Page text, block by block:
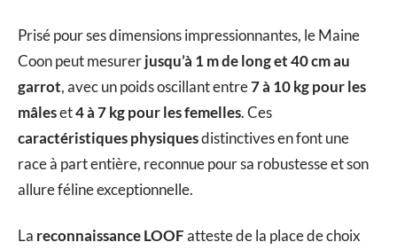
Prisé pour ses dimensions impressionnantes, le Maine
Coon peut mesurerjusqu’à 1 m de long et 40 cm au
garrot, avec un poids oscillant entre7 à 10 kg pour les
mâleset4 à 7 kg pour les femelles. Ces
caractéristiques physiquesdistinctives en font une
race à part entière, reconnue pour sa robustesse et son
allure féline exceptionnelle.
La reconnaissance LOOFatteste de la place de choix